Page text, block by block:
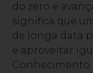
do zero e
significa que
de longa data
e aproveitar
Conhecimento